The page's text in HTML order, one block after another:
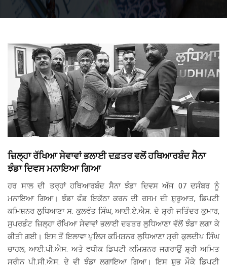
ਜ਼ਿਲ੍ਹਾ ਰੱਖਿਆ ਸੇਵਾਵਾਂ ਭਲਾਈ ਦਫ਼ਤਰ ਵਲੋਂ ਹਥਿਆਰਬੰਦ ਸੈਨਾ
ਝੰਡਾ ਦਿਵਸ ਮਨਾਇਆ ਗਿਆ
ਹਰ ਸਾਲ ਦੀ ਤਰ੍ਹਾਂ ਹਥਿਆਰਬੰਦ ਸੈਨਾ ਝੰਡਾ ਦਿਵਸ ਅੱਜ 07 ਦਸੰਬਰ ਨੂੰ
ਮਨਾਇਆ ਗਿਆ। ਝੰਡਾ ਫੰਡ ਇਕੱਠਾ ਕਰਨ ਦੀ ਰਸਮ ਦੀ ਸ਼ੁਰੂਆਤ, ਡਿਪਟੀ
ਕਮਿਸ਼ਨਰ ਲੁਧਿਆਣਾ ਸ. ਕੁਲਵੰਤ ਸਿੰਘ, ਆਈ.ਏ.ਐਸ. ਦੇ ਸ਼੍ਰੀ ਜਤਿੰਦਰ ਕੁਮਾਰ,
ਸੁਪਰਡੰਟ ਜ਼ਿਲ੍ਹਾ ਰੱਖਿਆ ਸੇਵਾਵਾਂ ਭਲਾਈ ਦਫਤਰ ਲੁਧਿਆਣਾ ਵੱਲੋਂ ਝੰਡਾ ਲਗਾ ਕੇ
ਕੀਤੀ ਗਈ। ਇਸ ਤੋਂ ਇਲਾਵਾ ਪੁਲਿਸ ਕਮਿਸ਼ਨਰ ਲੁਧਿਆਣਾ ਸ਼੍ਰੀ ਕੁਲਦੀਪ ਸਿੰਘ
ਚਾਹਲ, ਆਈ.ਪੀ.ਐਸ. ਅਤੇ ਵਧੀਕ ਡਿਪਟੀ ਕਮਿਸ਼ਨਰ ਜਗਰਾਉਂ ਸ਼੍ਰੀ ਅਮਿਤ
ਸਰੀਨ ਪੀ.ਸੀ.ਐਸ. ਦੇ ਵੀ ਝੰਡਾ ਲਗਾਇਆ ਗਿਆ। ਇਸ ਸ਼ੁਭ ਮੌਕੇ ਡਿਪਟੀ